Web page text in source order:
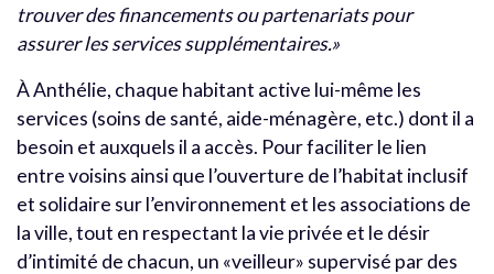
trouver des financements ou partenariats pour
assurer les services supplémentaires.»
À Anthélie, chaque habitant active lui-même les
services (soins de santé, aide-ménagère, etc.) dont il a
besoin et auxquels il a accès. Pour faciliter le lien
entre voisins ainsi que l’ouverture de l’habitat inclusif
et solidaire sur l’environnement et les associations de
la ville, tout en respectant la vie privée et le désir
d’intimité de chacun, un «veilleur» supervisé par des